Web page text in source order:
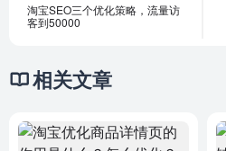
淘宝SEO三个优化策略，流量访
客到50000
相关文章